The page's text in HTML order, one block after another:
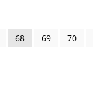
68 69 70